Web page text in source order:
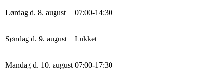
Lørdag d. 8. august 07:00-14:30
Søndag d. 9. august Lukket
Mandag d. 10. august 07:00-17:30